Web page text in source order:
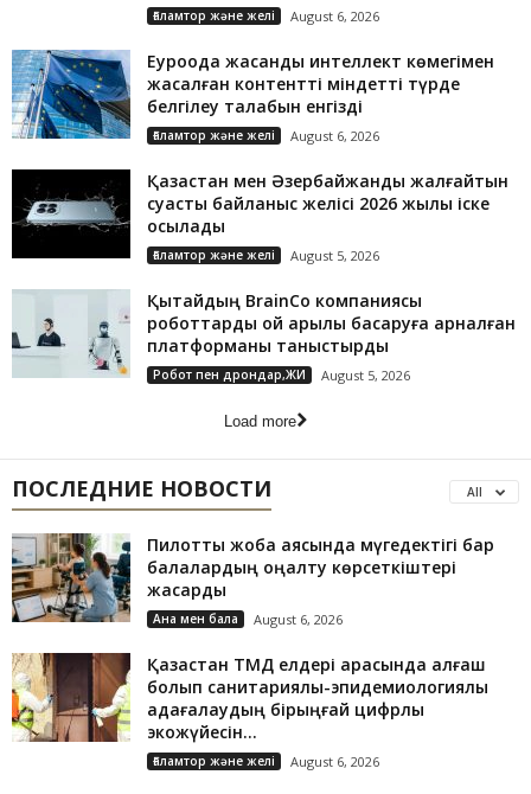
Ғаламтор және желі August 6, 2026
Еуроодақ жасанды интеллект көмегімен
жасалған контентті міндетті түрде
белгілеу талабын енгізді
Ғаламтор және желі August 6, 2026
Қазақстан мен Әзербайжанды жалғайтын
суасты байланыс желісі 2026 жылы іске
қосылады
Ғаламтор және желі August 5, 2026
Қытайдың BrainCo компаниясы
роботтарды ой арқылы басқаруға арналған
платформаны таныстырды
Робот пен дрондар,ЖИ August 5, 2026
Load more
ПОСЛЕДНИЕ НОВОСТИ All
Пилоттық жоба аясында мүгедектігі бар
балалардың оңалту көрсеткіштері
жақсарды
Ана мен бала August 6, 2026
Қазақстан ТМД елдері арасында алғаш
болып санитариялық-эпидемиологиялық
қадағалаудың бірыңғай цифрлық
экожүйесін...
Ғаламтор және желі August 6, 2026